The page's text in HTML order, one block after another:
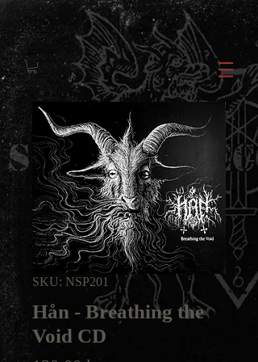
SKU: NSP201
Hån - Breathing the
Void CD